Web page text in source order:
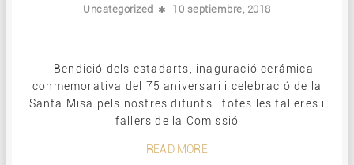
Uncategorized 10 septiembre, 2018
Bendició dels estadarts, inaguració cerámica
conmemorativa del 75 aniversari i celebració de la
Santa Misa pels nostres difunts i totes les falleres i
fallers de la Comissió
READ MORE